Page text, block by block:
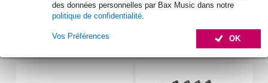
des données personnelles par Bax Music dans notre
politique de confidentialité.
OK
Vos Préférences
Afficher toutes les caractéristiques du produit
Accessoires (7)